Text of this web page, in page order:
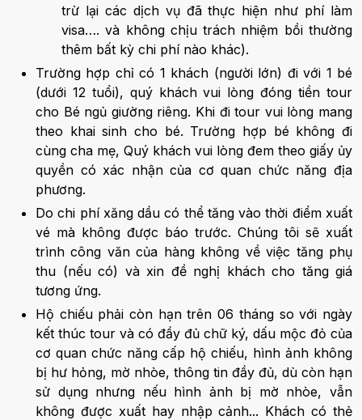
trừ lại các dịch vụ đã thực hiện như phí làm
visa…. và không chịu trách nhiệm bồi thường
thêm bất kỳ chi phí nào khác).
Trường hợp chỉ có 1 khách (người lớn) đi với 1 bé
(dưới 12 tuổi), quý khách vui lòng đóng tiền tour
cho Bé ngủ giường riêng. Khi đi tour vui lòng mang
theo khai sinh cho bé. Trường hợp bé không đi
cùng cha mẹ, Quý khách vui lòng đem theo giấy ủy
quyền có xác nhận của cơ quan chức năng địa
phương.
Do chi phí xăng dầu có thể tăng vào thời điểm xuất
vé mà không được báo trước. Chúng tôi sẽ xuất
trình công văn của hàng không về việc tăng phụ
thu (nếu có) và xin đề nghị khách cho tăng giá
tương ứng.
Hộ chiếu phải còn hạn trên 06 tháng so với ngày
kết thúc tour và có đầy đủ chữ ký, dấu mộc đỏ của
cơ quan chức năng cấp hộ chiếu, hình ảnh không
bị hư hỏng, mờ nhòe, thông tin đầy đủ, dù còn hạn
sử dụng nhưng nếu hình ảnh bị mờ nhòe, vẫn
không được xuất hay nhập cảnh... Khách có thẻ